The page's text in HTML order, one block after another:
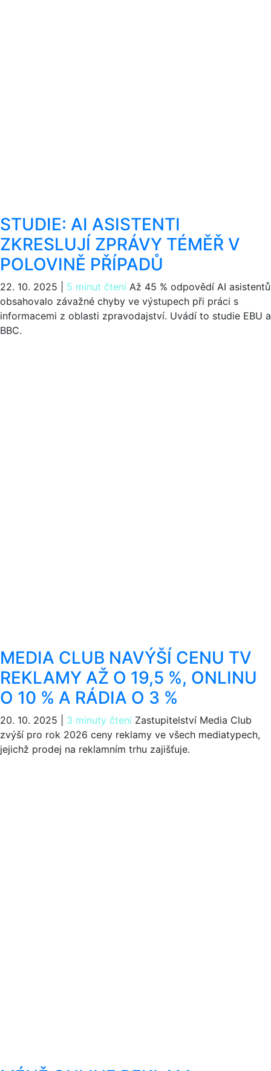
STUDIE: AI ASISTENTI
ZKRESLUJÍ ZPRÁVY TÉMĚŘ V
POLOVINĚ PŘÍPADŮ
22. 10. 2025 5 minut čtení Až 45 % odpovědí AI asistentů
obsahovalo závažné chyby ve výstupech při práci s
informacemi z oblasti zpravodajství. Uvádí to studie EBU a
BBC.
MEDIA CLUB NAVÝŠÍ CENU TV
REKLAMY AŽ O 19,5 %, ONLINU
O 10 % A RÁDIA O 3 %
20. 10. 2025 3 minuty čtení Zastupitelství Media Club
zvýší pro rok 2026 ceny reklamy ve všech mediatypech,
jejichž prodej na reklamním trhu zajišťuje.